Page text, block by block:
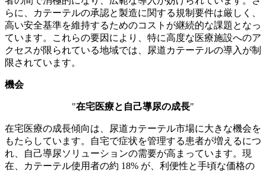
らに、カテーテルの承認と製造に関する規制要件は厳しく、
高い安全基準を維持するためのコストが継続的な課題となっ
ています。これらの要因により、特に高度な医療施設へのア
クセスが限られている地域では、尿道カテーテルの導入が制
限されています。
機会
"在宅医療と自己導尿の成長"
在宅医療の成長傾向は、尿道カテーテル市場に大きな機会を
もたらしています。自宅で症状を管理する患者が増えるにつ
れ、自己導尿ソリューションの需要が高まっています。現
在、カテーテル使用者の約 18% が、利便性と手頃な価格の